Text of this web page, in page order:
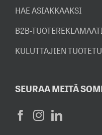
HAE ASIAKKAAKSI
B2B-
KULUTTAJIEN
SEURAA MEITÄ